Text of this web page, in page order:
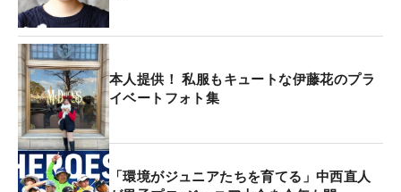
本人提供！ 私服もキュートな伊藤花のプラ
イベートフォト集
「環境がジュニアたちを育てる」中西直人